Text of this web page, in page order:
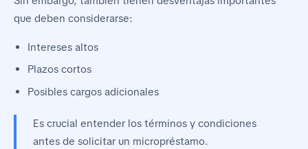
que deben considerarse:
Intereses altos
Plazos cortos
Posibles cargos adicionales
Es crucial entender los términos y condiciones
antes de solicitar un micropréstamo.